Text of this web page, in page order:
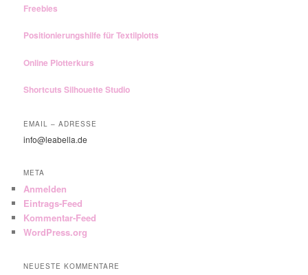
Freebies
Positionierungshilfe für Textilplotts
Online Plotterkurs
Shortcuts Silhouette Studio
EMAIL – ADRESSE
info@leabella.de
META
Anmelden
Eintrags-Feed
Kommentar-Feed
WordPress.org
NEUESTE KOMMENTARE